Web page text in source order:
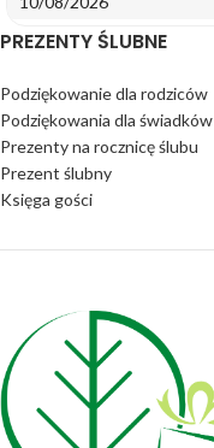
PREZENTY ŚLUBNE
Podziękowanie dla rodziców
Podziękowania dla świadków
Prezenty na rocznicę ślubu
Prezent ślubny
Księga gości